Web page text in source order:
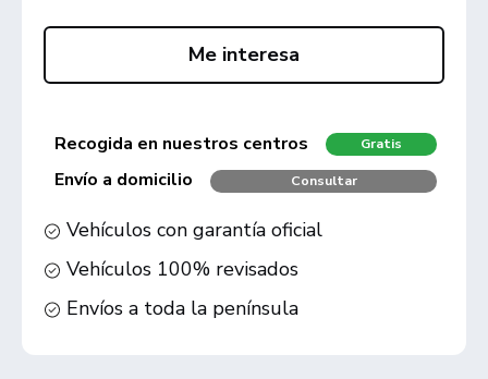
Me interesa
Recogida en nuestros centros Gratis
Envío a domicilio Consultar
Vehículos con garantía oficial
Vehículos 100% revisados
Envíos a toda la península